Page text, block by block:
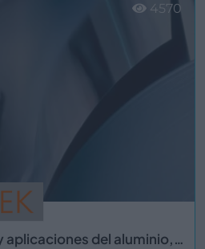
GLINTEK, ingeniería y aplicaciones del aluminio, S.L
4570